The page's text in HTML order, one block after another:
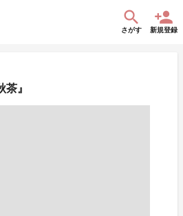
さがす 新規登録
』